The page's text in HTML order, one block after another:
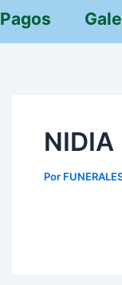
Pagos
NIDIA
Por